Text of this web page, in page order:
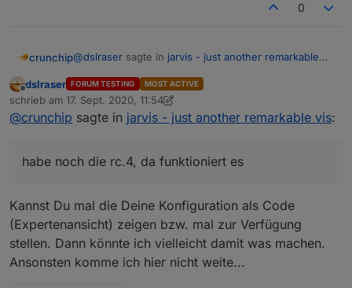
0
crunchip@dslraser sagte in jarvis - just another remarkable
mal die rc.5
Offline
dslraser FORUM TESTING MOST ACTIVE
schrieb am 17. Sept. 2020, 11:54
zuletzt editiert von dslraser
@crunchip sagte in jarvis - just another remarkable vis:
habe noch die rc.4, da funktioniert es
Kannst Du mal die Deine Konfiguration als Code
(Expertenansicht) zeigen bzw. mal zur Verfügung
stellen. Dann könnte ich vielleicht damit was machen.
Ansonsten komme ich hier nicht weite...